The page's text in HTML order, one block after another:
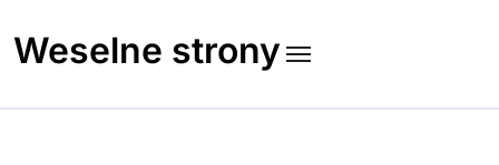
to
content
Weselne strony